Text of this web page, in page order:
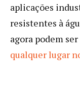
aplicações
resistentes à
agora podem
qualquer lugar